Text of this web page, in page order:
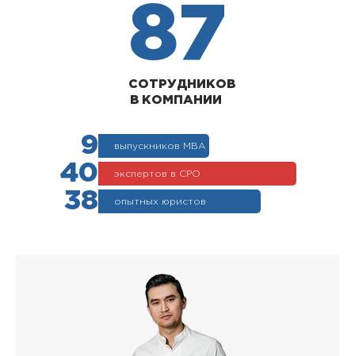
87
СОТРУДНИКОВ
В КОМПАНИИ
9 выпускников МВА
40 экспертов в СРО
38 опытных юристов